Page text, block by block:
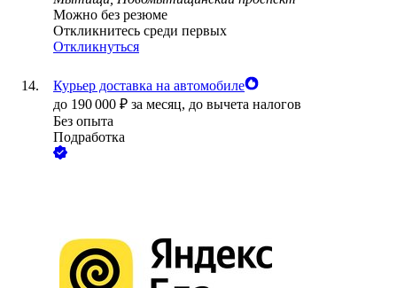
Можно без резюме
Откликнитесь среди первых
Откликнуться
Курьер доставка на автомобиле
до 190 000 ₽ за месяц, до вычета налогов
Без опыта
Подработка